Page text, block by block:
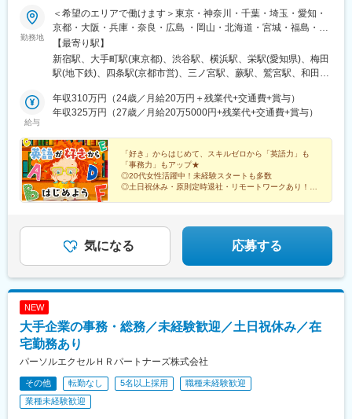
(阪神線)、二重橋前駅、三田駅(東京都)、扇町駅(大阪府)、新中野
駅、櫛田神社前駅、古市駅(広島県)、神保町駅、東池袋駅、中央区
役所前駅、平和島駅、東門前駅、大崎広小路駅、京橋駅(大阪府)、
四条大宮駅、両国駅、倉敷市駅、京成船橋駅、馬喰町駅、八丁畷
駅、本川越駅、千里中央駅(大阪モノレール)、外苑前駅、都庁前
駅、西代駅、鹿島田駅、札幌駅、新宿三丁目駅、新芝浦駅、京急
新子安駅、車道駅、四ツ橋駅、くいな橋駅、小田井駅、馬喰横山
稲田駅、猿猴橋町駅、桂川駅(京都府)、北四番丁駅、新御茶ノ水
駅、旧居留地・大丸前駅、城下駅(岡山県)、七ツ屋駅、北１２条
駅、亀戸駅、本八幡駅(都営線)、新津田沼駅、千葉駅、北茅ケ崎
駅、岡山駅前駅、横川一丁目駅、赤坂見附駅、京成稲毛駅、西長
堀駅、大阪難波駅、米野駅、新浜松駅、高島町駅、三宮駅(神戸市
駅、白金高輪駅、中崎町駅、天神南駅、近鉄日本橋駅、市役所前
駅(広島県)、香春口三萩野駅、大森海岸駅、五反田駅、大阪城公園
駅、東海神駅、川越市駅、日吉町駅、あおば通駅、信濃町駅、新
宿西口駅、香櫨園駅、資生館小学校前駅、西辛島町駅、四谷三丁
目駅、京成上野駅、家庭裁判所前駅、築地市場駅、曙橋駅、日ノ
駅(兵庫県)、郵便局前駅、東区役所前駅、鬼越駅、新千葉駅、伊勢
佐木長者町駅、西川緑道公園駅、国会議事堂前駅、西大橋駅、な
んば駅(南海線)、第一通り駅
中島南方駅、西大宮駅、西新町駅、西新宿駅、西小倉駅、西宮
駅、西浦和駅、桑園駅、バスセンター前駅、すすきの駅、生麦
駅、星川駅、成田駅、水道町駅、水天宮前駅、陣原駅、人形町
駅、辛島町駅、秦野駅、神立駅、神田駅(東京都)、新百合ケ丘駅、
新長田駅、新大阪駅、新川崎駅、さっぽろ駅、北３４条駅、新静
岡駅、新杉田駅、新宿御苑前駅、海芝浦駅、新子安駅、新橋駅、
新潟駅、新横浜駅、新栄町駅(愛知県)、新浦安駅、心斎橋駅、飾磨
駅、上野駅、上道駅(岡山県)、上鳥羽口駅、上小田井駅、上溝駅、
湘南台駅、沼津駅、小牧口駅、小伝馬町駅、小倉駅(福岡県)、小川
駅、芝公園駅、汐留駅、市川駅、市ケ谷駅、四ツ谷駅、三郷駅(埼
玉県)、三河安城駅、三越前駅、元町駅(北海道)、桜木町駅、桜ノ
宮駅、堺筋本町駅、今池駅(愛知県)、今羽駅、麹町駅、鴻巣駅、高
田馬場駅、荒本駅、荒川沖駅、江坂駅、広島駅、広瀬通駅、向日
町駅、南郷１８丁目駅、勾当台公園駅、御茶ノ水駅、呉服町駅(福
県)、元町・中華街駅、元町駅(兵庫県)、県庁通り駅、研究学園
駅、熊谷駅、空港第２ビル駅(鉄道)、苦竹駅、九段下駅、銀座駅、
金沢駅、金山駅(愛知県)、北１３条東駅、錦糸町駅、狭山市駅、橋
本駅(神奈川県)、京成八幡駅、京成津田沼駅、京成千葉駅、京急川
崎駅、宮城野原駅、京成成田駅、宮原駅、久喜駅、久屋大通駅、
刈谷駅、茅場町駅、茅ケ崎駅、貝塚駅(福岡県)、海老名駅(相模
線)、海浜幕張駅、花畑町駅、卸町駅(宮城県)、岡山駅、横川駅(広
島県)、越谷レイクタウン駅、永田町駅、栄駅(岡山県)、浦和駅、
浦安駅(千葉県)、稲毛駅、稲荷町駅(東京都)、伊丹駅(阪急線)、愛
甲石田駅、阿波座駅、みなとみらい駅、ひたち野うしく駅、なん
ば駅(地下鉄)、つくば駅、ささしまライブ駅、さいたま新都心駅、
ＹＲＰ野比駅、浜松駅、新宿駅(東京メトロ)、新高島駅、大須観音
勤務地
＜希望のエリアで働けます＞東京・神奈川・千葉・埼玉・愛知・
京都・大阪・兵庫・奈良・広島 ・岡山・北海道・宮城・福島・新
潟・茨城・栃木・群馬・石川・富山・長野・静岡・岐阜・三重・
滋賀・香川・愛媛・山口・福岡・熊本・長崎・鹿児島◆転居を伴
う転勤なし◆配属先は通える範囲で希望を考慮して決定◆駅チカ
リモートワーク導入企業も◆20代の女性を中心に活躍中＜配属先
例＞カネボウ化粧品、KDDI、一休、リクルートグループ、
ループ、パナソニックグループ関西：三菱重工業、ローム、住友
ゴム工業、広島：広島ホームテレビ、マツダロジスティクスな
ど、配属先は大手有名企業やグループ会社が中心。4295名以上が
就業先企業の直接雇用へ！（2026年3月末実績）入社後平均2年で
直接雇用化、直接雇用後は年収が平均で60万円UP！＜受動喫煙対
就業条件明示書で明示します）※自動車通勤OK（エリア・配属先
によって変動）
【最寄り駅】
新宿駅、大手町駅(東京都)、渋谷駅、横浜駅、栄駅(愛知県)、梅田
駅(地下鉄)、四条駅(京都市営)、三ノ宮駅、蕨駅、鷲宮駅、和田岬
流山おおたかの森駅、淀屋橋駅、与野駅、有楽町駅、薬院大通
駅、薬院駅、門沢橋駅、門前仲町駅、門司港駅、明石駅、名鉄名
阪府)、北新地駅、北春日部駅、北加賀屋駅、北浦和駅、北伊丹
駅、旭川駅、大谷地駅、新さっぽろ駅、豊田市駅、豊洲駅、豊橋
駅、宝町駅(東京都)、平和通駅、平塚駅、平間駅、兵庫駅、福岡空
港駅(鉄道)、伏見駅(愛知県)、武蔵中原駅、武蔵新城駅、武蔵小杉
駅、武蔵浦和駅、浜町駅、浜松町駅、恵比寿駅、姫路駅、備前西
(東京都)、八丁堀駅(広島県)、白山駅(新潟県)、柏駅、博多駅、南
行徳駅、播磨町駅、日野駅(滋賀県)、日本大通り駅、日本橋駅(東
京都)、日比谷駅、南方駅(大阪府)、南船橋駅、大通駅、南仙台
鶴見駅、鶴間駅、通町筋駅、追浜駅、長堀橋駅、長田駅(大阪府)、
長岡京駅、朝霞駅、中野坂上駅、中野栄駅、中電前駅、中津駅(地
下鉄)、中洲川端駅、中筋駅、竹田駅(京都府)、竹橋駅、池袋駅、
旦過駅、谷町四丁目駅、西１１丁目駅、大曽根駅、大森駅(東京
都)、大師橋駅、大崎駅、大阪ビジネスパーク駅、大阪駅、大濠公
園駅、大宮駅(埼玉県)、大宮駅(京都府)、袋町駅、袋井駅、多賀城
駅、蔵前駅、草津駅(滋賀県)、草加駅、総社駅、倉敷駅、蘇我駅、
給与
年収310万円（24歳／月給20万円＋残業代+交通費+賞与）
年収325万円（27歳／月給20万5000円+残業代+交通費+賞与）
「好き」からはじめて、スキルゼロから「英語力」も
「事務力」もアップ★
◎20代女性活躍中！未経験スタートも多数
◎土日祝休み・原則定時退社・リモートワークあり！
気になる 応募する
NEW
大手企業の事務・総務／未経験歓迎／土日祝休み／在
宅勤務あり
パーソルエクセルＨＲパートナーズ株式会社
その他 転勤なし 5名以上採用
職種未経験歓迎
業種未経験歓迎